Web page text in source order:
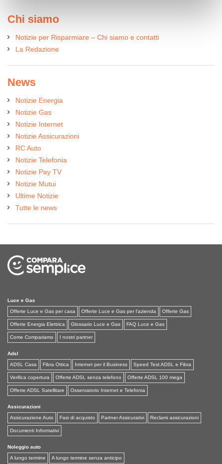
Chi siamo
Notizie per Risparmiare – Chi siamo e contatti
La Redazione
News
Notizie Energia
Notizie Gas
Notizie Internet
Notizie Assicurazioni
RC Auto
Notizie Telefonia
Notizie Pay TV
Notizie Mutui
Ultime Notizie
Tutte le news
Luce e Gas
Offerte Luce e Gas per casa
Offerte Luce e Gas per l'azienda Offerte Gas
Offerte Energia Elettrica Glossario Luce e Gas FAQ Luce e Gas
Come Compariamo I nostri partner
Adsl
ADSL Casa
Fibra Ottica Internet per il Business Speed Test ADSL e Fibra
Verifica copertura Offerte ADSL senza telefono Offerte ADSL 100 mega
Offerte ADSL Satellitare Osservatorio Internet e Telefonia
Assicurazioni
Assicurazione Auto
Fasi di acquisto Partner Assicurativi Reclami assicurazioni
Documenti Informativi
Noleggio auto
A lungo termine
A lungo termine senza anticipo